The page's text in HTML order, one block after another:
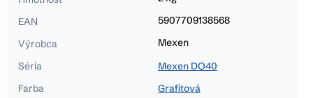
EAN
5907709138568
Výrobca
Mexen
Séria
Mexen DQ40
Farba
Grafitová